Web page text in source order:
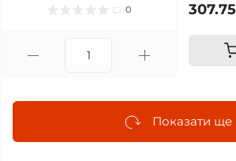
0
Показати ще